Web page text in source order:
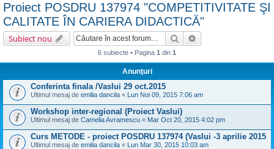
u
Proiect POSDRU 137974 "COMPETITIVITATE ŞI
CALITATE ÎN CARIERA DIDACTICĂ"
Subiect nou Căutare
6 subiecte • Pagina 1 din 1
Anunţuri
Conferinta finala /Vaslui 29 oct.2015
Ultimul mesaj de emilia dancila « Lun Noi 09, 2015 7:06 am
Workshop inter-regional (Proiect Vaslui)
Ultimul mesaj de Camelia Avramescu « Mar Oct 20, 2015 4:02 pm
Curs METODE - proiect POSDRU 137974 (Vaslui -3 aprilie 2015
Ultimul mesaj de emilia dancila « Lun Mar 30, 2015 10:03 am